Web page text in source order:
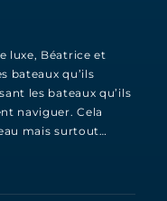
luxe, Béatrice et
bateaux qu’ils
les bateaux qu’ils
naviguer. Cela
mais surtout…